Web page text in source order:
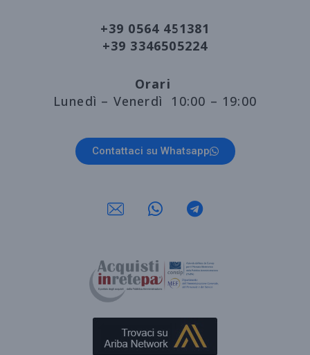
+39 0564 451381
+39 3346505224
Orari
Lunedì – Venerdì 10:00 – 19:00
Contattaci su Whatsapp